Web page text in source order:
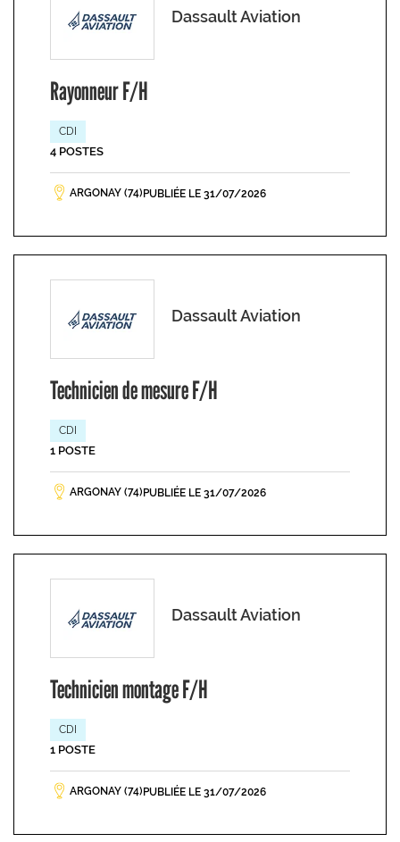
Dassault Aviation
Rayonneur F/H
CDI
4 POSTES
ARGONAY (74) PUBLIÉE LE 31/07/2026
Dassault Aviation
Technicien de mesure F/H
CDI
1 POSTE
ARGONAY (74) PUBLIÉE LE 31/07/2026
Dassault Aviation
Technicien montage F/H
CDI
1 POSTE
ARGONAY (74) PUBLIÉE LE 31/07/2026